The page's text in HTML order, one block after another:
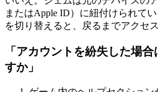
またはApple ID）に紐付けられて
を切り替えると、戻るまでアクセ
「アカウントを紛失した場
すか」